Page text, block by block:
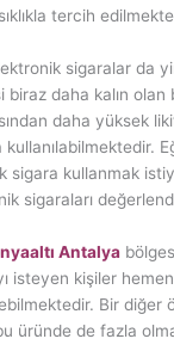
tercih
sigaralar da
daha kalın olan
daha yüksek
kullanılabilmektedir.
sigara kullanmak
sigaraları
Antalya
isteyen kişiler
Bir diğer
üründe de fazla